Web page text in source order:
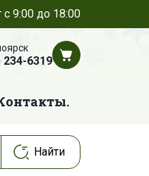
9:00 до 18:00
234-6319